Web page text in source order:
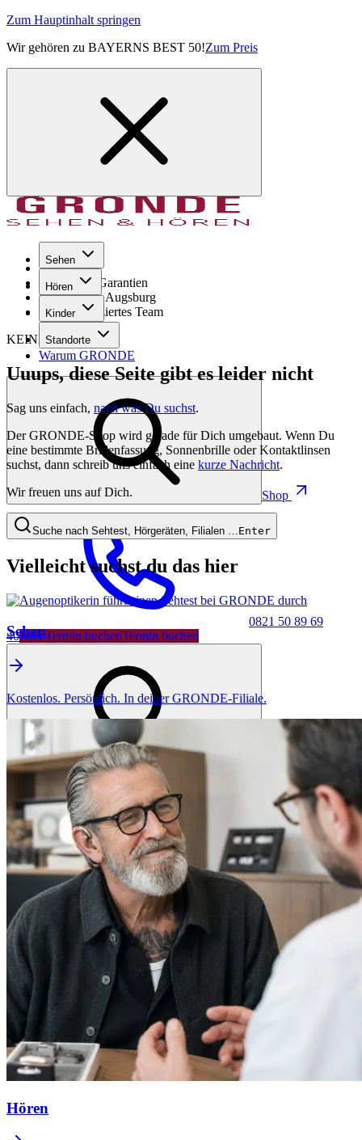
Zum Hauptinhalt springen
Wir gehören zu BAYERNS BEST 50!Zum Preis
Sehen
Hören
Kinder
Standorte
Warum GRONDE
Shop
0821 50 89 69
40Jetzt Termin buchenTermin buchen
Seit 1971
GRONDE Garantien
8× im Raum Augsburg
Hochqualifiziertes Team
KEINE SORGE!
Uuups, diese Seite gibt es leider nicht
Sag uns einfach, nach was Du suchst.
Der GRONDE-Shop wird gerade für Dich umgebaut. Wenn Du
eine bestimmte Brillenfassung, Sonnenbrille oder Kontaktlinsen
suchst, dann schreib uns einfach eine kurze Nachricht.
Wir freuen uns auf Dich.
Suche nach Sehtest, Hörgeräten, Filialen … Enter
Vielleicht suchst du das hier
Sehen
Kostenlos. Persönlich. In deiner GRONDE-Filiale.
Hören